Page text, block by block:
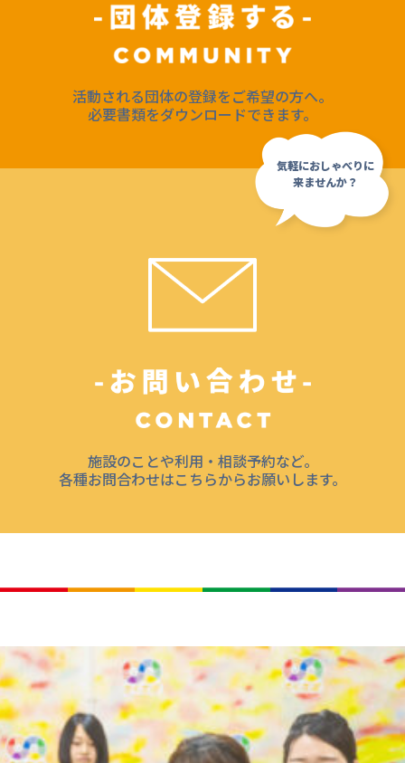
活動される団体の登録をご希望の方へ。
必要書類をダウンロードできます。
施設のことや利用・相談予約など。
各種お問合わせはこちらからお願いします。